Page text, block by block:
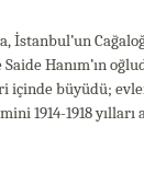
İstanbul’un
Hanım’ın
içinde büyüdü;
1914-1918